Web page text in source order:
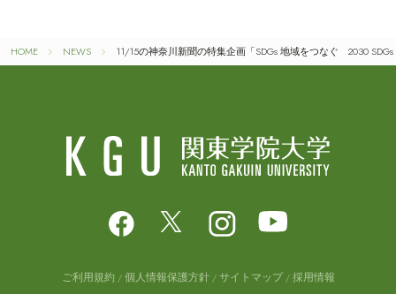
HOME NEWS 11/15の神奈川新聞の特集企画「SDGs 地域をつなぐ 2030
ご利用規約 個人情報保護方針 サイトマップ 採用情報